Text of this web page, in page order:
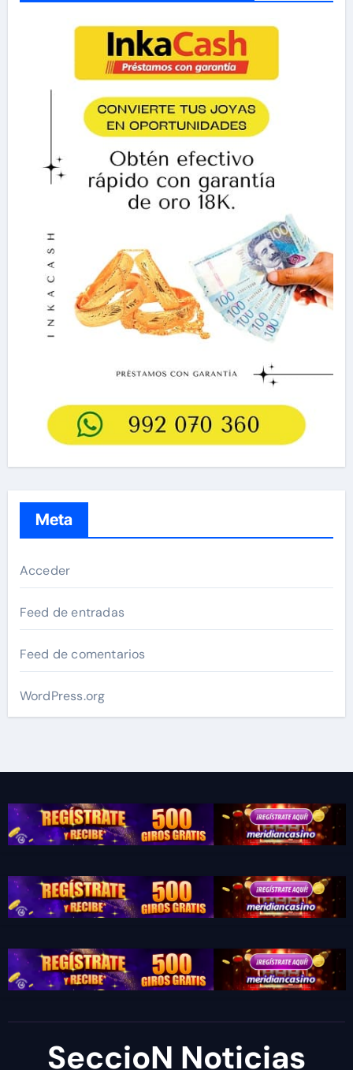
Meta
Acceder
Feed de entradas
Feed de comentarios
WordPress.org
SeccioN Noticias